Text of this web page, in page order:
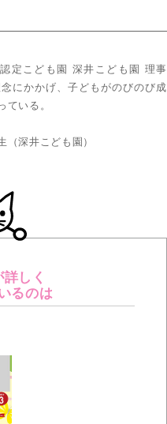
定こども園 深井こども園 理事
にかかげ、子どもがのびのび成
ている。
深井こども園）
しく
るのは